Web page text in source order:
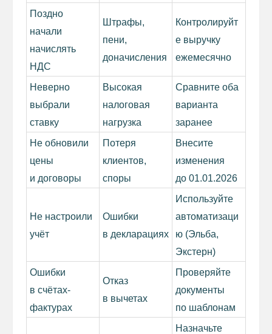
Поздно
начали
начислять
НДС
Штрафы,
пени,
доначисления
Контролируйт
е выручку
ежемесячно
Неверно
выбрали
ставку
Высокая
налоговая
нагрузка
Сравните оба
варианта
заранее
Не обновили
цены
и договоры
Потеря
клиентов,
споры
Внесите
изменения
до 01.01.2026
Не настроили
учёт
Ошибки
в декларациях
Используйте
автоматизаци
ю (Эльба,
Экстерн)
Ошибки
в счётах-
фактурах
Отказ
в вычетах
Проверяйте
документы
по шаблонам
Назначьте
Политика конфиденциальности